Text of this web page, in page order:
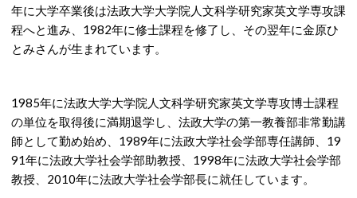
年に大学卒業後は法政大学大学院人文科学研究家英文学専攻課
程へと進み、1982年に修士課程を修了し、その翌年に金原ひ
とみさんが生まれています。
1985年に法政大学大学院人文科学研究家英文学専攻博士課程
の単位を取得後に満期退学し、法政大学の第一教養部非常勤講
師として勤め始め、1989年に法政大学社会学部専任講師、19
91年に法政大学社会学部助教授、1998年に法政大学社会学部
教授、2010年に法政大学社会学部長に就任しています。